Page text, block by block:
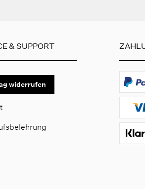
& SUPPORT
widerrufen